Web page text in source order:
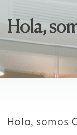
Hola,
Hola, somos